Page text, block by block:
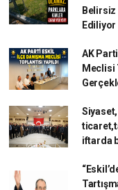
Ediliyor
AK
Meclisi
iftarda